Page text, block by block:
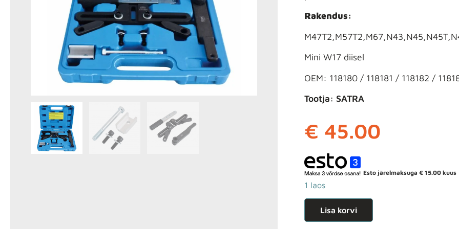
Rakendus:
Mini W17 diisel
OEM: 118180 / 118181 / 118182 /
Tootja: SATRA
€ 45.00
Esto järelmaksuga €15.00kuus
1 laos
Lisa korvi